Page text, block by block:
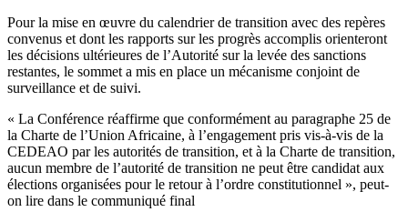
Pour la mise en œuvre du calendrier de transition avec des repères
convenus et dont les rapports sur les progrès accomplis orienteront
les décisions ultérieures de l’Autorité sur la levée des sanctions
restantes, le sommet a mis en place un mécanisme conjoint de
surveillance et de suivi.
« La Conférence réaffirme que conformément au paragraphe 25 de
la Charte de l’Union Africaine, à l’engagement pris vis-à-vis de la
CEDEAO par les autorités de transition, et à la Charte de transition,
aucun membre de l’autorité de transition ne peut être candidat aux
élections organisées pour le retour à l’ordre constitutionnel », peut-
on lire dans le communiqué final